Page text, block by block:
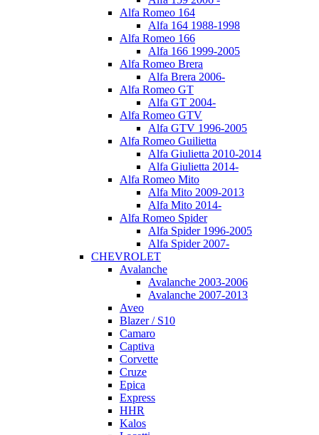
Alfa Romeo 164
Alfa 164 1988-1998
Alfa Romeo 166
Alfa 166 1999-2005
Alfa Romeo Brera
Alfa Brera 2006-
Alfa Romeo GT
Alfa GT 2004-
Alfa Romeo GTV
Alfa GTV 1996-2005
Alfa Romeo Guilietta
Alfa Giulietta 2010-2014
Alfa Giulietta 2014-
Alfa Romeo Mito
Alfa Mito 2009-2013
Alfa Mito 2014-
Alfa Romeo Spider
Alfa Spider 1996-2005
Alfa Spider 2007-
CHEVROLET
Avalanche
Avalanche 2003-2006
Avalanche 2007-2013
Aveo
Blazer / S10
Camaro
Captiva
Corvette
Cruze
Epica
Express
HHR
Kalos